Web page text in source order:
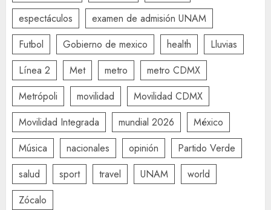
espectáculos
examen de admisión UNAM
Futbol
Gobierno de mexico health
Lluvias
Línea 2
Met metro
metro CDMX
Metrópoli
movilidad
Movilidad CDMX
Movilidad Integrada
mundial 2026
México
Música
nacionales opinión
Partido Verde
salud
sport travel UNAM
world
Zócalo